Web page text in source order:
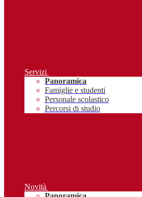
Servizi
Panoramica
Famiglie e studenti
Personale scolastico
Percorsi di studio
Novità